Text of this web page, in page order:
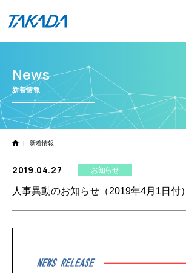
News
新着情報
| 新着情報
2019.04.27 お知らせ
人事異動のお知らせ（2019年4月1日付）